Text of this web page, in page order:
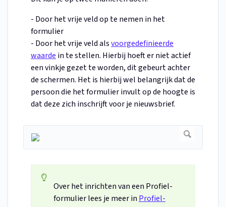
- Door het vrije veld op te nemen in het
formulier
- Door het vrije veld alsvoorgedefinieerde
waarde in te stellen. Hierbij hoeft er niet actief
een vinkje gezet te worden, dit gebeurt achter
de schermen. Het is hierbij wel belangrijk dat de
persoon die het formulier invult op de hoogte is
dat deze zich inschrijft voor je nieuwsbrief.
Over het inrichten van een Profiel-
formulier lees je meer in Profiel-